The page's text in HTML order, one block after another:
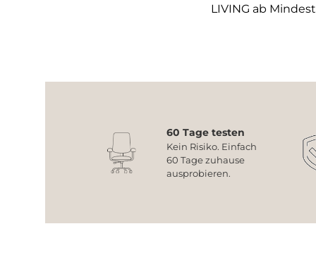
LIVING ab
60 Tage testen
Kein Risiko. Einfach
60 Tage zuhause
ausprobieren.